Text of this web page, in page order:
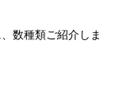
数種類ご紹介しま